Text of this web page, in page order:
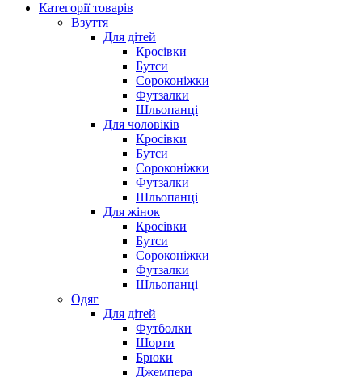
Категорії товарів
Взуття
Для дітей
Кросівки
Бутси
Сороконіжки
Футзалки
Шльопанці
Для чоловіків
Кросівки
Бутси
Сороконіжки
Футзалки
Шльопанці
Для жінок
Кросівки
Бутси
Сороконіжки
Футзалки
Шльопанці
Одяг
Для дітей
Футболки
Шорти
Брюки
Джемпера